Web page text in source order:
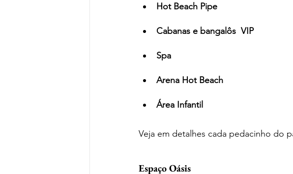
Hot Beach Pipe
Cabanas e bangalôs  VIP
Spa
Arena Hot Beach
Área Infantil
Veja em detalhes cada pedacinho do
Espaço Oásis